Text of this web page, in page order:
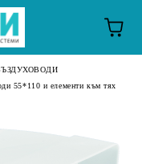
55*110 и елементи към тях